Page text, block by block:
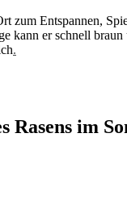
zum Entspannen,
er schnell
.
Rasens im